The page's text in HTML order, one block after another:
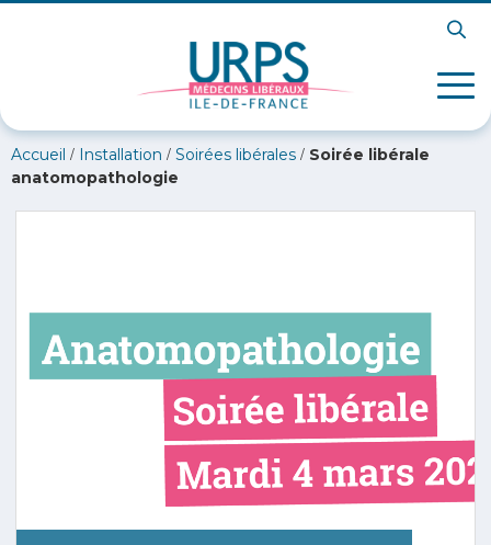
Accueil / Installation / Soirées libérales / Soirée libérale
anatomopathologie